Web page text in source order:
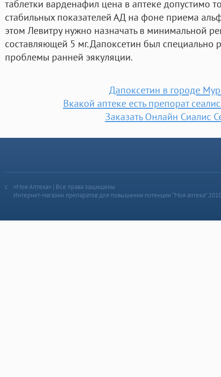
таблетки варденафил цена в аптеке допустимо
стабильных показателей АД на фоне приема
этом Левитру нужно назначать в минимальной
составляющей 5 мг. Дапоксетин был специально
проблемы ранней эякуляции.
Дапоксетин в городе
Вкакой аптеке есть препорат
Заказать Онлайн Сиалис
«Моя Аптека» | Все права защищены
Интернет-магазин препаратов для повышения потенции “Моя аптека”